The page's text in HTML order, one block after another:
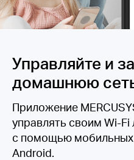
Управляйте и
домашнюю
Приложение
управлять своим Wi-Fi
с помощью мобильных
Android.